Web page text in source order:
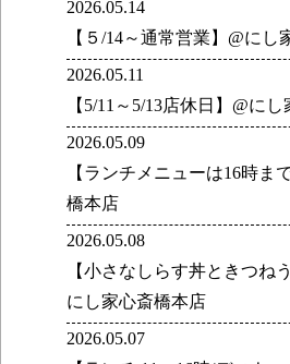
2026.05.14
【５/14～通常営業】@にし
2026.05.11
【5/11～5/13店休日】@に
2026.05.09
【ランチメニューは16時ま
橋本店
2026.05.08
【小さなしらす丼ときつね
にし家心斎橋本店
2026.05.07